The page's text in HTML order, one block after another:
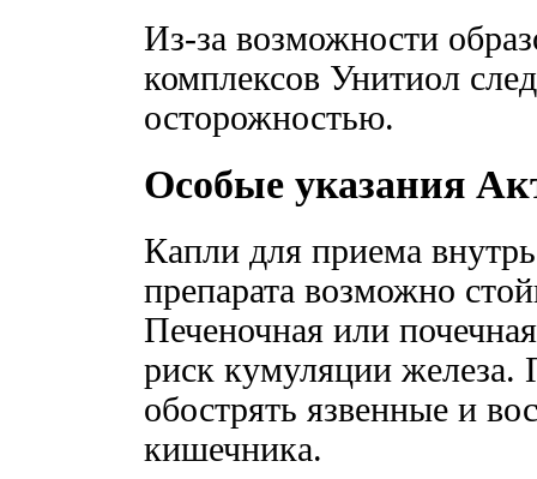
Из-за возможности
комплексов Унитиол
осторожностью.
Особые указания
Капли для приема
препарата возможно
Печеночная или
риск кумуляции железа.
обострять язвенные и
кишечника.